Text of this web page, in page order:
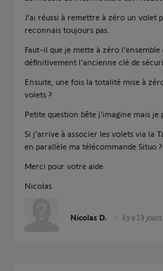
J'ai réussi à remettre à zéro un volet
reconnais toujours pas.
Faut-il que je mette à zéro
définitivement l'ancienne clé de
Ensuite, une fois la totalité mise à
volets ?
Petite question bête j'imagine mais je
Si j'arrive à associer les volets via la
en parallèle ma télécommande Situo ?
Merci pour votre aide
Nicolas
Nicolas D. il y a 19 jours